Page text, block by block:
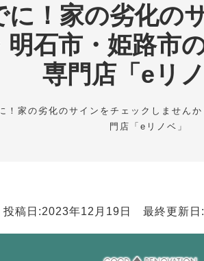
に！家の劣化の
明石市・姫路
専門店「eリノ
！家の劣化のサインをチェックしません
門店「eリノベ」
投稿日:2023年12月19日 最終更新日